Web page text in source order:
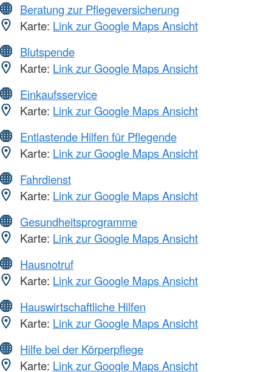
Beratung zur Pflegeversicherung
Karte: Link zur Google Maps Ansicht
Blutspende
Karte: Link zur Google Maps Ansicht
Einkaufsservice
Karte: Link zur Google Maps Ansicht
Entlastende Hilfen für Pflegende
Karte: Link zur Google Maps Ansicht
Fahrdienst
Karte: Link zur Google Maps Ansicht
Gesundheitsprogramme
Karte: Link zur Google Maps Ansicht
Hausnotruf
Karte: Link zur Google Maps Ansicht
Hauswirtschaftliche Hilfen
Karte: Link zur Google Maps Ansicht
Hilfe bei der Körperpflege
Karte: Link zur Google Maps Ansicht